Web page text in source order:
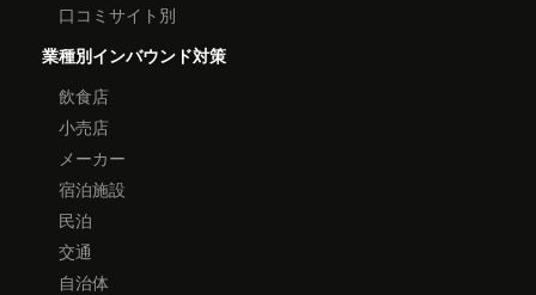
口コミサイト別
業種別インバウンド対策
飲食店
小売店
メーカー
宿泊施設
民泊
交通
自治体